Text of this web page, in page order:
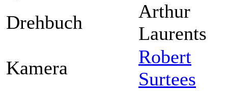
Drehbuch
Arthur
Laurents
Kamera
Robert
Surtees